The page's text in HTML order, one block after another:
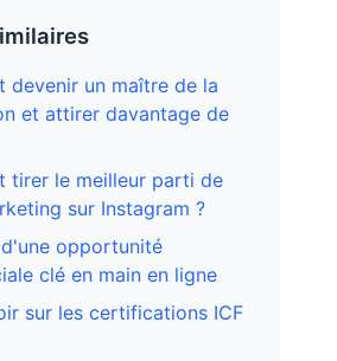
devenir un maître de la
et attirer davantage de
tirer le meilleur parti de
sur Instagram ?
opportunité
clé en main en ligne
sur les certifications ICF